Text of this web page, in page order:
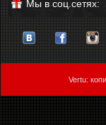
Мы в соц.сетях:
Vertu: